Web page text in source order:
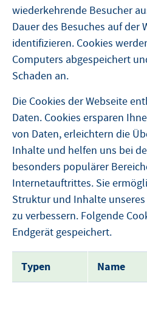
wiederkehrende Besucher
Dauer des Besuches auf der
identifizieren. Cookies
Computers abgespeichert
Schaden an.
Die Cookies der Webseite
Daten. Cookies ersparen
von Daten, erleichtern die
Inhalte und helfen uns bei
besonders populärer
Internetauftrittes. Sie
Struktur und Inhalte
zu verbessern. Folgende
Endgerät gespeichert.
Typen Name